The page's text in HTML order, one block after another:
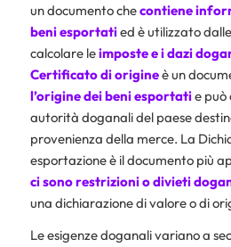
un documento checontiene
beni esportatied è utilizzato
calcolare leimposte e idazi
Certificato di origineè un
l’origine dei beni esportatie può
autorità doganali del paese
provenienza della merce. La
esportazione è il documento più
ci sono restrizioni o divieti
una dichiarazione di valore o di
Le esigenze doganali variano a